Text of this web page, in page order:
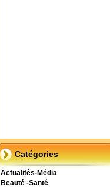
Catégories
Actualités-Média
Beauté -Santé